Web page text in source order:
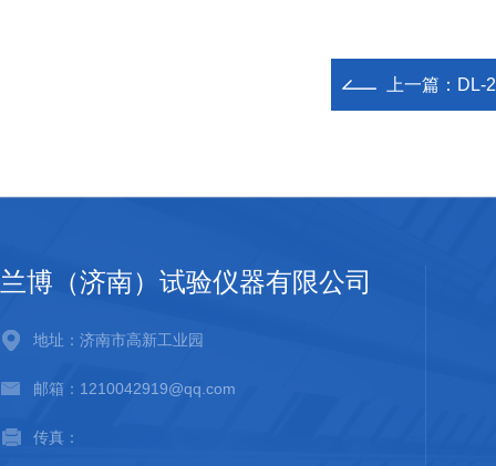
上一篇： DL-
兰博（济南）试验仪器有限公司
地址：济南市高新工业园
邮箱：1210042919@qq.com
传真：